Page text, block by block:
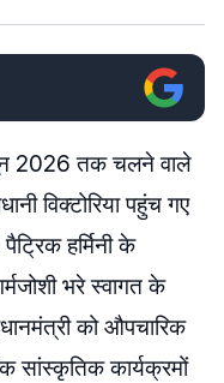
2026 तक चलने वाले
विक्टोरिया पहुंच गए
हर्मिनी के
भरे स्वागत के
को औपचारिक
सांस्कृतिक कार्यक्रमों